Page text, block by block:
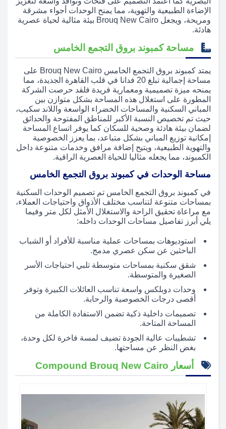
الإضاءة الطبيعية والتهوية، مما يمنح الوحدات أجواء مشرقة
ومريحة، ويجعل Brouq New Cairo بيئة مثالية لحياة عصرية
هادئة.
مساحة كمبوند بروق التجمع الخامس
يمتد كمبوند بروق التجمع الخامس Brouq New Cairo على
مساحة إجمالية تبلغ 20 فدانا في قلب القاهرة الجديدة، مما
يمنحه ميزة تصميمية ومعمارية فريدة فلقد حرصت الشركة
المطورة على استغلال هذه المساحة بشكل متوازن بين
المباني السكنية والمساحات الخضراء الواسعة واللاند سكيب،
حيث تم تخصيص النسبة الأكبر للمناطق المفتوحة والحدائق
لضمان بيئة هادئة وصحية للسكان كما يوفر اتساع المساحة
إمكانية توزيع المباني بشكل متباعد، بما يعزز الخصوصية
والتهوية الطبيعية، ويتيح إضافة مرافق وخدمات متنوعة داخل
الكمبوند، مما يجعله مثاليا للحياة العصرية الراقية.
مساحة الوحدات في كمبوند بروق التجمع الخامس
في كمبوند بروق التجمع الخامس تم تصميم الوحدات السكنية
بمساحات متنوعة لتناسب مختلف الأذواق واحتياجات العملاء،
مع مراعاة تحقيق الراحة والاستغلال الأمثل لكل متر وفيما
يلي أبرز تفاصيل مساحات الوحدات داخله:
استوديوهات بمساحات عملية مناسبة للأفراد أو الشباب
الباحثين عن سكن عصري مدمج.
شقق سكنية بمساحات متوسطة تلبي احتياجات الأسر
الصغيرة والمتوسطة.
وحدات دوبلكس واسعة تناسب العائلات الكبيرة وتوفر
أقصى درجات الخصوصية والرحابة.
تصميمات داخلية ذكية تضمن الاستفادة الكاملة من
المساحة المتاحة.
تشطيبات عالية الجودة تضيف لمسة فاخرة لكل وحدة،
بغض النظر عن مساحتها.
أسعار Compound Brouq New Cairo